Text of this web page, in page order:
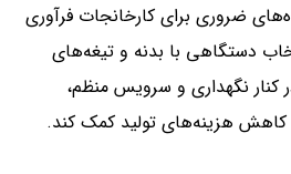
ضروری برای کارخانجات فرآوری
دستگاهی با بدنه و تیغه‌های
کنار نگهداری و سرویس منظم،
کاهش هزینه‌های تولید کمک کند.